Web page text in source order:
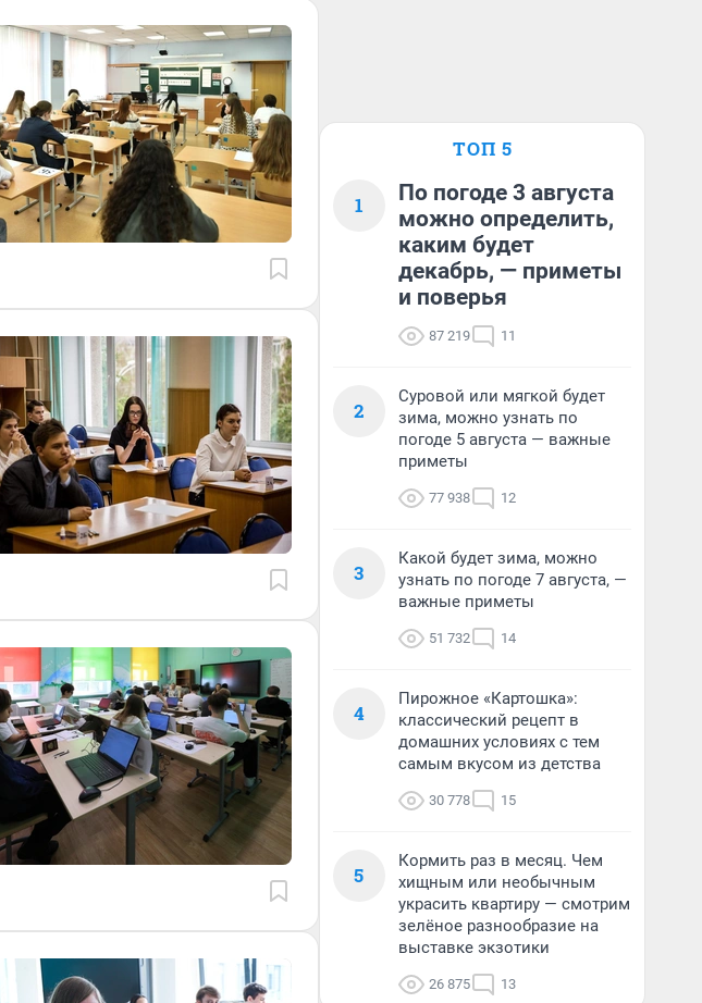
ТОП 5
1
По погоде 3 августа
можно определить,
каким будет
декабрь, — приметы
и поверья
87 219 11
2
Суровой или мягкой будет
зима, можно узнать по
погоде 5 августа — важные
приметы
77 938 12
3
Какой будет зима, можно
узнать по погоде 7 августа, —
важные приметы
51 732 14
4
Пирожное «Картошка»:
классический рецепт в
домашних условиях с тем
самым вкусом из детства
30 778 15
5
Кормить раз в месяц. Чем
хищным или необычным
украсить квартиру — смотрим
зелёное разнообразие на
выставке экзотики
26 875 13